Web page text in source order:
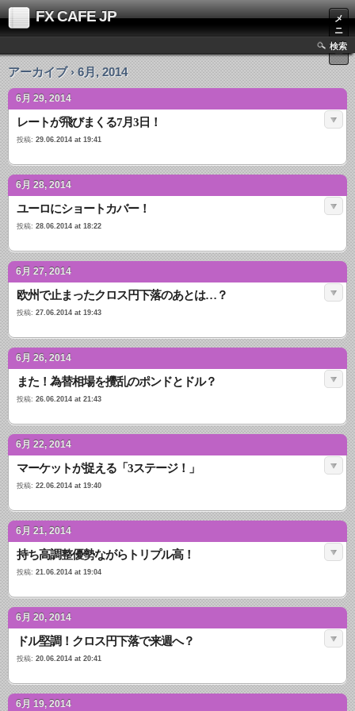
FX CAFE JP
メ
ニ
ュ
ー
検索
アーカイブ › 6月, 2014
6月 29, 2014
レートが飛びまくる7月3日！
投稿: 29.06.2014 at 19:41
6月 28, 2014
ユーロにショートカバー！
投稿: 28.06.2014 at 18:22
6月 27, 2014
欧州で止まったクロス円下落のあとは…？
投稿: 27.06.2014 at 19:43
6月 26, 2014
また！為替相場を攪乱のポンドとドル？
投稿: 26.06.2014 at 21:43
6月 22, 2014
マーケットが捉える「3ステージ！」
投稿: 22.06.2014 at 19:40
6月 21, 2014
持ち高調整優勢ながらトリプル高！
投稿: 21.06.2014 at 19:04
6月 20, 2014
ドル堅調！クロス円下落で来週へ？
投稿: 20.06.2014 at 20:41
6月 19, 2014